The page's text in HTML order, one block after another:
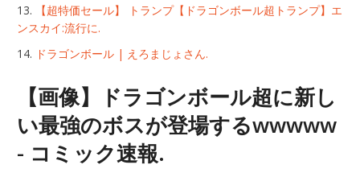
【超特価セール】 トランプ【ドラゴンボール超トランプ】エ
ンスカイ:流行に.
ドラゴンボール | えろまじょさん.
【画像】ドラゴンボール超に新し
い最強のボスが登場するwwwww
- コミック速報.